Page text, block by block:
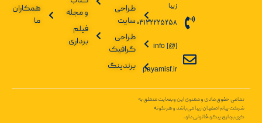
زیبا
03132225258
info [@]
payamisf.ir
طراحی
سایت
طراحی
گرافیک
برندینگ
و مجله
فیلم
برداری
همکاران
ما
تمامی حقوق مادی و معنوی این وبسایت متعلق به
شرکت پیام اصفهان زیبا می‌باشد و هر گونه
کپی‌برداری پیگرد قانونی دارد.